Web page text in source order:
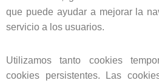
que puede ayudar a mejorar la
servicio a los usuarios.
Utilizamos tanto cookies
cookies persistentes. Las